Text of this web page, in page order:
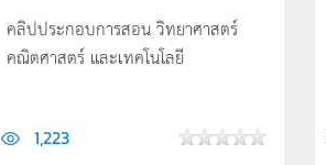
คลิปประกอบการสอน วิทยาศาสตร์
คณิตศาสตร์ และเทคโนโลยี
1,223